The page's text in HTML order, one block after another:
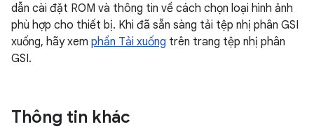
dẫn cài đặt ROM và thông tin về cách chọn loại hình ảnh
phù hợp cho thiết bị. Khi đã sẵn sàng tải tệp nhị phân GSI
xuống, hãy xem phần Tải xuống trên trang tệp nhị phân
GSI.
Thông tin khác